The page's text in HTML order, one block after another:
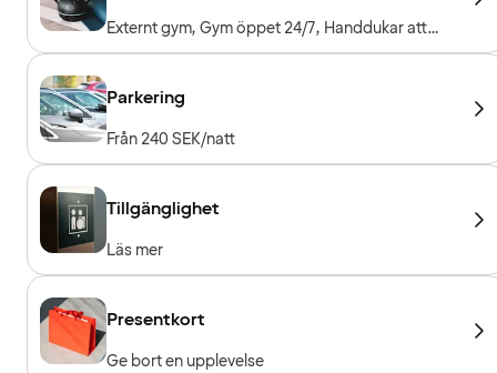
Externt gym, Gym öppet 24/7, Handdukar att
låna, Entré ingår för hotellgäster
Parkering
Från 240 SEK/natt
Tillgänglighet
Läs mer
Presentkort
Ge bort en upplevelse